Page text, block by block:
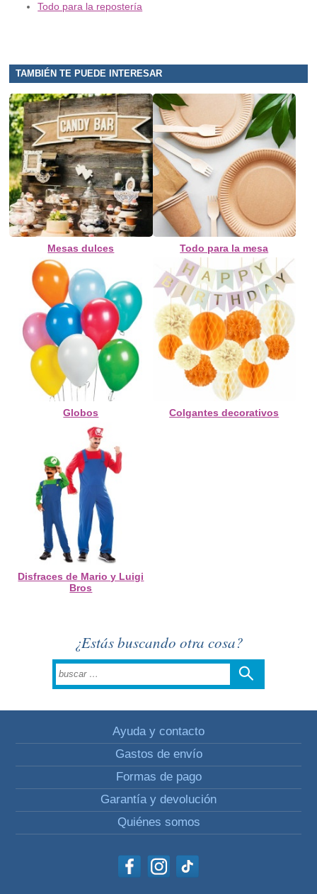
Todo para la repostería
TAMBIÉN TE PUEDE INTERESAR
Mesas dulces Todo para la mesa
Globos Colgantes decorativos
Disfraces de Mario y Luigi
Bros
¿Estás buscando otra cosa?
Ayuda y contacto
Gastos de envío
Formas de pago
Garantía y devolución
Quiénes somos